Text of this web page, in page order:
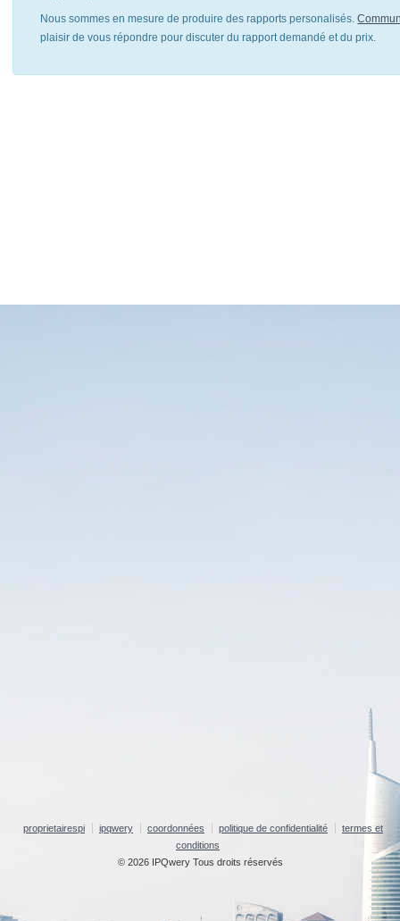
Nous sommes en mesure de produire des rapports personalisés.
plaisir de vous répondre pour discuter du rapport demandé et du prix.
proprietairespi ipqwery coordonnées politique de confidentialité
termes et
conditions
© 2026 IPQwery Tous droits réservés